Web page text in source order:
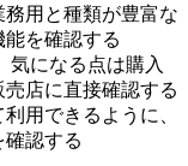
用と種類が豊富な
を確認する
気になる点は購入
店に直接確認する
用できるように、
認する